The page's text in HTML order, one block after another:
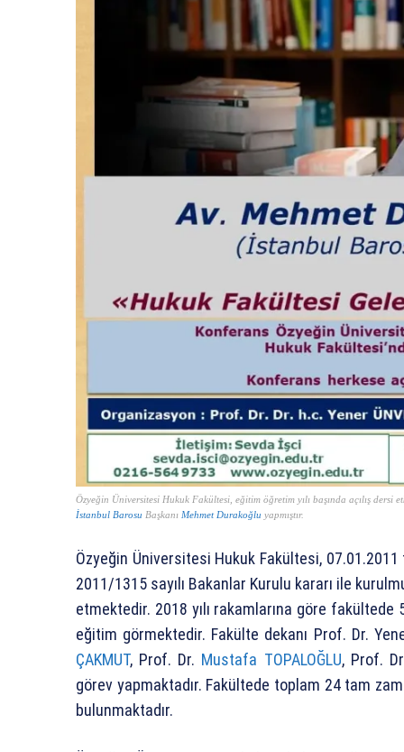
Özyeğin Üniversitesi Hukuk Fakültesi, eğitim öğretim yılı başında açılış
İstanbul Barosu Başkanı Mehmet Durakoğlu yapmıştır.
Özyeğin Üniversitesi Hukuk Fakültesi,
2011/1315 sayılı Bakanlar Kurulu kararı ile
etmektedir. 2018 yılı rakamlarına göre
eğitim görmektedir. Fakülte dekanı Prof. Dr.
ÇAKMUT, Prof. Dr. Mustafa TOPALOĞLU, Prof.
görev yapmaktadır. Fakültede toplam 24 tam
bulunmaktadır.